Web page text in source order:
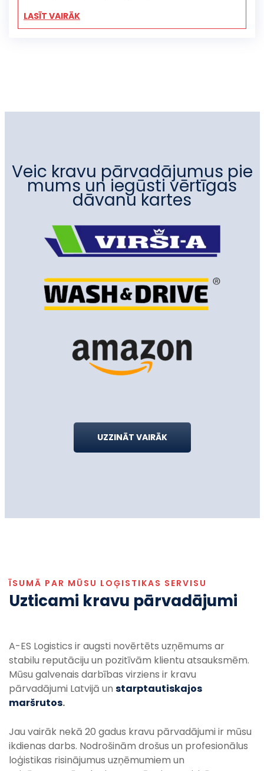
LASĪT VAIRĀK
Veic kravu pārvadājumus pie
mums un iegūsti vērtīgas
dāvanu kartes
UZZINĀT VAIRĀK
ĪSUMĀ PAR MŪSU LOĢISTIKAS SERVISU
Uzticami kravu pārvadājumi
A-ES Logistics ir augsti novērtēts uzņēmums ar
stabilu reputāciju un pozitīvām klientu atsauksmēm.
Mūsu galvenais darbības virziens ir kravu
pārvadājumi Latvijā un starptautiskajos
maršrutos.
Jau vairāk nekā 20 gadus kravu pārvadājumi ir mūsu
ikdienas darbs. Nodrošinām drošus un profesionālus
loģistikas risinājumus uzņēmumiem un